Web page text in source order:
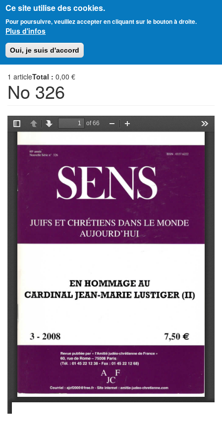
Ce site utilise des cookies.
Pour poursuivre, veuillez accepter en cliquant sur le bouton à droite.
Plus d'infos
Oui, je suis d'accord
au
contenu
principal
Amitié Judéo-Chrétienne de France
1 articleTotal : 0,00 €
No 326